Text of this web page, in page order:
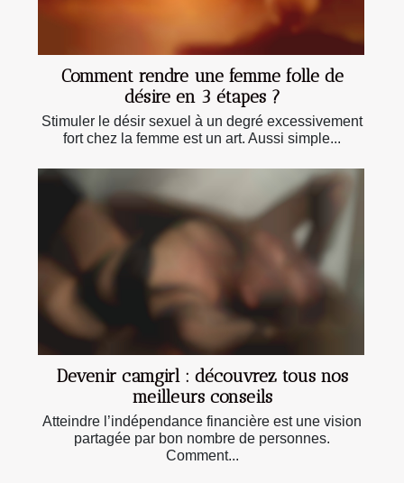
Comment rendre une femme folle de
désire en 3 étapes ?
Stimuler le désir sexuel à un degré excessivement
fort chez la femme est un art. Aussi simple...
Devenir camgirl : découvrez tous nos
meilleurs conseils
Atteindre l’indépendance financière est une vision
partagée par bon nombre de personnes.
Comment...